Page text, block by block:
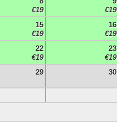
€19
€19
15
€19
16
€19
22
€19
23
€19
29 30